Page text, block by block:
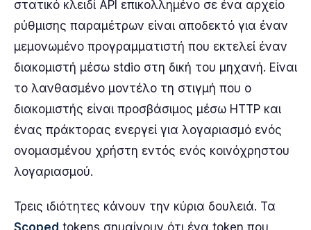
στατικό κλειδί API επικολλημένο σε ένα αρχείο
ρύθμισης παραμέτρων είναι αποδεκτό για έναν
μεμονωμένο προγραμματιστή που εκτελεί έναν
διακομιστή μέσω stdio στη δική του μηχανή. Είναι
το λανθασμένο μοντέλο τη στιγμή που ο
διακομιστής είναι προσβάσιμος μέσω HTTP και
ένας πράκτορας ενεργεί για λογαριασμό ενός
ονομασμένου χρήστη εντός ενός κοινόχρηστου
λογαριασμού.
Τρεις ιδιότητες κάνουν την κύρια δουλειά. Τα